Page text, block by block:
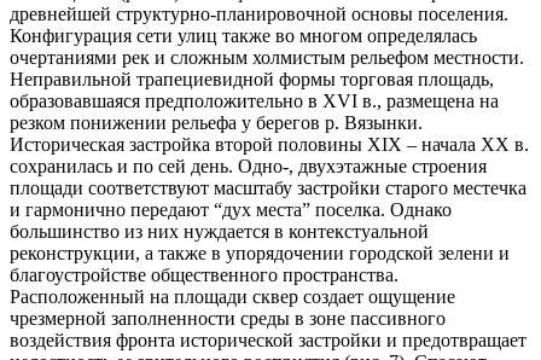
древнейшей структурно-планировочной основы поселения.
Конфигурация сети улиц также во многом определялась
очертаниями рек и сложным холмистым рельефом местности.
Неправильной трапециевидной формы торговая площадь,
образовавшаяся предположительно в XVI в., размещена на
резком понижении рельефа у берегов р. Вязынки.
Историческая застройка второй половины XIX – начала XX в.
сохранилась и по сей день. Одно-, двухэтажные строения
площади соответствуют масштабу застройки старого местечка
и гармонично передают “дух места” поселка. Однако
большинство из них нуждается в контекстуальной
реконструкции, а также в упорядочении городской зелени и
благоустройстве общественного пространства.
Расположенный на площади сквер создает ощущение
чрезмерной заполненности среды в зоне пассивного
воздействия фронта исторической застройки и предотвращает